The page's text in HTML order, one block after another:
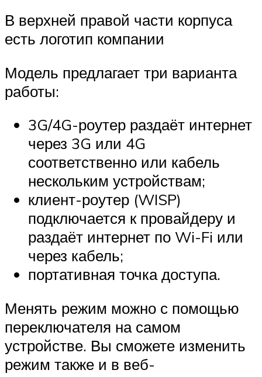
В верхней правой части корпуса
есть логотип компании
Модель предлагает три варианта
работы:
3G/4G-роутер раздаёт интернет
через 3G или 4G
соответственно или кабель
нескольким устройствам;
клиент-роутер (WISP)
подключается к провайдеру и
раздаёт интернет по Wi-Fi или
через кабель;
портативная точка доступа.
Менять режим можно с помощью
переключателя на самом
устройстве. Вы сможете изменить
режим также и в веб-